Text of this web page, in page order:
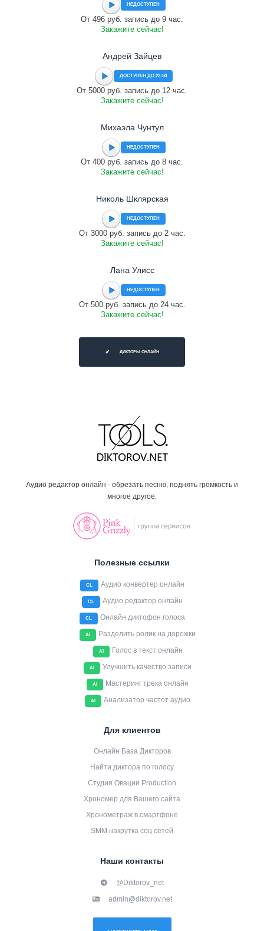
НЕДОСТУПЕН
От 496 руб. запись до 9 час.
Закажите сейчас!
Андрей Зайцев
ДОСТУПЕН ДО 23:50
От 5000 руб. запись до 12 час.
Закажите сейчас!
Михаэла Чунтул
НЕДОСТУПЕН
От 400 руб. запись до 8 час.
Закажите сейчас!
Николь Шклярская
НЕДОСТУПЕН
От 3000 руб. запись до 2 час.
Закажите сейчас!
Лана Улисс
НЕДОСТУПЕН
От 500 руб. запись до 24 час.
Закажите сейчас!
ДИКТОРЫ ОНЛАЙН
Аудио редактор онлайн - обрезать песню, поднять громкость и
многое другое.
Полезные ссылки
CL Аудио конвертер онлайн
CL Аудио редактор онлайн
CL Онлайн диктофон голоса
AI Разделить ролик на дорожки
AI Голос в текст онлайн
AI Улучшить качество записи
AI Мастеринг трека онлайн
AI Анализатор частот аудио
Для клиентов
Онлайн База Дикторов
Найти диктора по голосу
Студия Овации Production
Хрономер для Вашего сайта
Хронометраж в смартфоне
SMM накрутка соц сетей
Наши контакты
@Diktorov_net
admin@diktorov.net